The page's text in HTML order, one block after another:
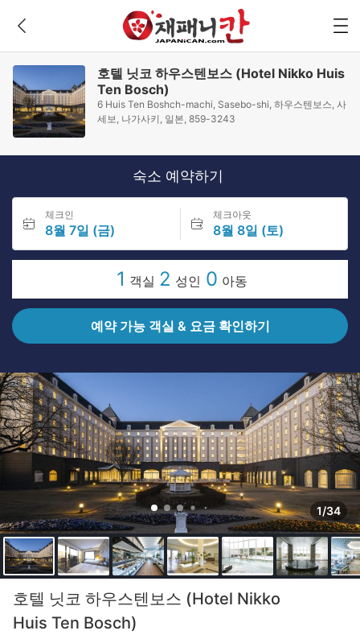
호텔 닛코 하우스텐보스 (Hotel Nikko Huis
Ten Bosch)
6 Huis Ten Boshch-machi, Sasebo-shi, 하우스텐보스, 사
세보, 나가사키, 일본, 859-3243
숙소 예약하기
체크인
8월 7일 (금)
체크아웃
8월 8일 (토)
1 객실 2 성인 0 아동
예약 가능 객실 & 요금 확인하기
1/34
호텔 닛코 하우스텐보스 (Hotel Nikko
Huis Ten Bosch)